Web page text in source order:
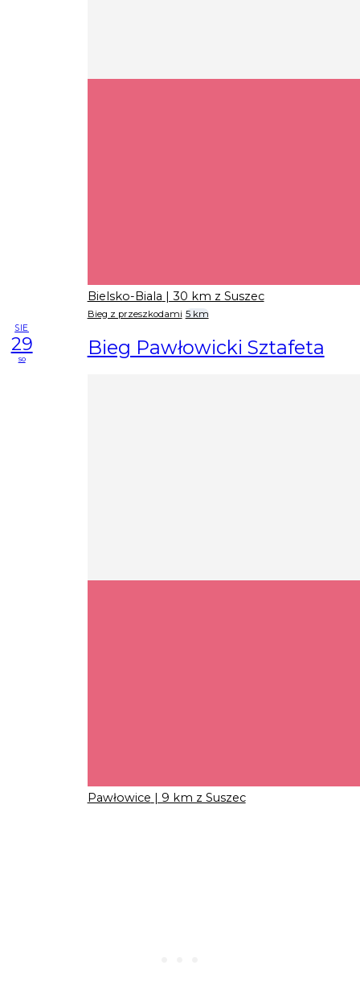
Bielsko-Biala | 30 km z Suszec
Bieg z przeszkodami 5 km
SIE
29
so Bieg Pawłowicki Sztafeta
Pawłowice | 9 km z Suszec